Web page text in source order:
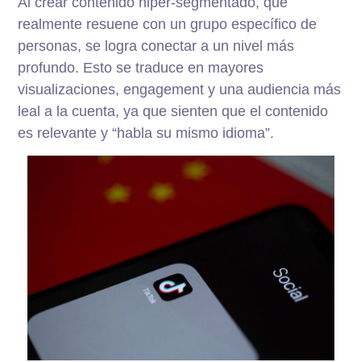
realmente resuene con un grupo específico de
personas, se logra conectar a un nivel más
profundo. Esto se traduce en mayores
visualizaciones, engagement y una audiencia más
leal a la cuenta, ya que sienten que el contenido
es relevante y “habla su mismo idioma”.